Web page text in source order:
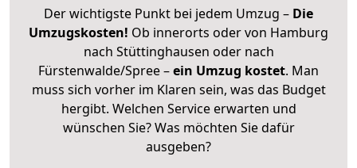
Der wichtigste Punkt bei jedem Umzug – Die
Umzugskosten! Ob innerorts oder von Hamburg
nach Stüttinghausen oder nach
Fürstenwalde/Spree –ein Umzug kostet. Man
muss sich vorher im Klaren sein, was das Budget
hergibt. Welchen Service erwarten und
wünschen Sie? Was möchten Sie dafür
ausgeben?